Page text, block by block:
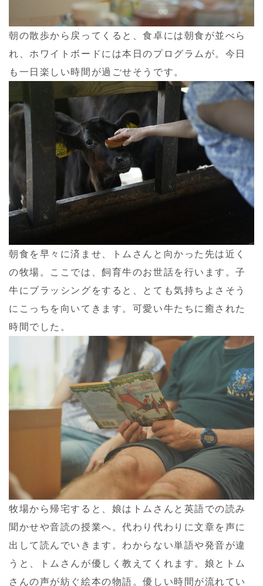
朝の散歩から戻ってくると、食卓には朝食が並べら
れ、ホワイトボードには本日のプログラムが。今日
も一日楽しい時間が過ごせそうです。
朝食を早々に済ませ、トムさんと向かった先は近く
の牧場。ここでは、飼育牛のお世話を行います。子
牛にブラッシングをすると、とても気持ちよさそう
にこっちを向いてきます。可愛い牛たちに癒された
時間でした。
牧場から帰宅すると、娘はトムさんと英語での読み
聞かせや音読の授業へ。代わり代わりに文章を声に
出して読んでいきます。わからない単語や発音が違
うと、トムさんが優しく教えてくれます。娘とトム
さんの声が紡ぐ絵本の物語。優しい時間が流れてい